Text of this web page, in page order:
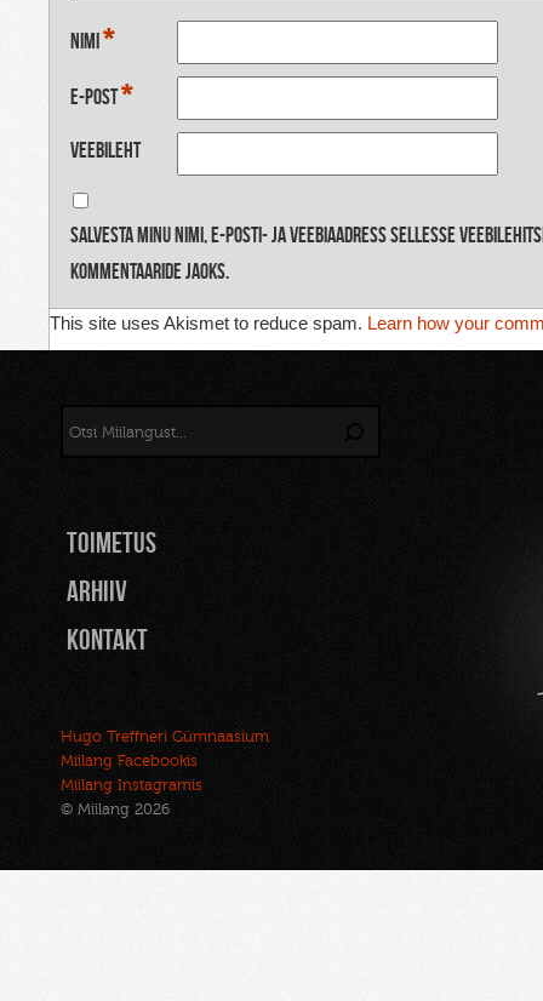
Nimi *
E-post*
Veebileht
Salvesta minu nimi, e-posti- ja veebiaadress sellesse
kommentaaride jaoks.
This site uses Akismet to reduce spam. Learn how your
TOIMETUS
Arhiiv
Kontakt
Hugo Treffneri Gümnaasium
Miilang Facebookis
Miilang Instagramis
© Miilang 2026